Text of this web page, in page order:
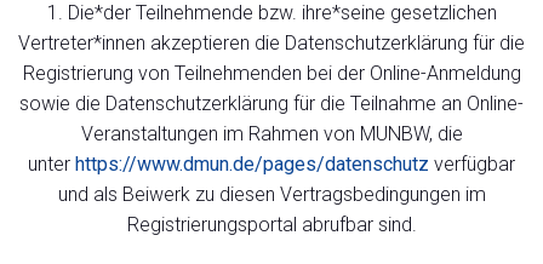
1. Die*der Teilnehmende bzw. ihre*seine gesetzlichen
Vertreter*innen akzeptieren die Datenschutzerklärung für die
Registrierung von Teilnehmenden bei der Online-Anmeldung
sowie die Datenschutzerklärung für die Teilnahme an Online-
Veranstaltungen im Rahmen von MUNBW, die
unter https://www.dmun.de/pages/datenschutz verfügbar
und als Beiwerk zu diesen Vertragsbedingungen im
Registrierungsportal abrufbar sind.